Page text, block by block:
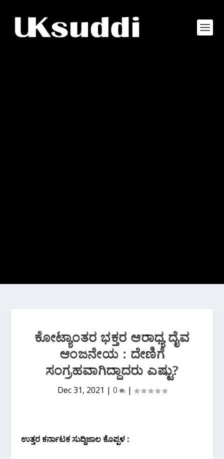
ಕೋಟ್ಯಾಂತರ ಭಕ್ತರ ಆರಾಧ್ಯ ದೈವ
ಆಂಜನೇಯ : ದೇಣಿಗೆ
ಸಂಗ್ರಹವಾಗಿದ್ದಾದರು ಎಷ್ಟು?
Dec 31, 2021 | 0 |
ಉತ್ತರ ಕರ್ನಾಟಕ ಸುದ್ದಿಜಾಲ ಕೊಪ್ಪಳ :